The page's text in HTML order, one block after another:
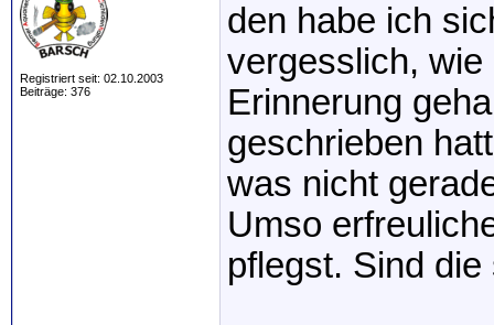
Registriert seit: 02.10.2003
Beiträge: 376
den habe ich
vergesslich, wie
Erinnerung
geschrieben
was nicht
Umso
pflegst. Sind